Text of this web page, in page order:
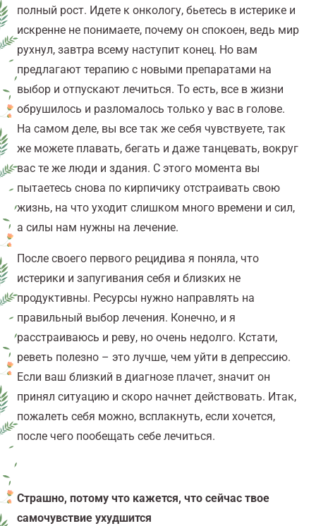
полный рост. Идете к онкологу, бьетесь в истерике и
искренне не понимаете, почему он спокоен, ведь мир
рухнул, завтра всему наступит конец. Но вам
предлагают терапию с новыми препаратами на
выбор и отпускают лечиться. То есть, все в жизни
обрушилось и разломалось только у вас в голове.
На самом деле, вы все так же себя чувствуете, так
же можете плавать, бегать и даже танцевать, вокруг
вас те же люди и здания. С этого момента вы
пытаетесь снова по кирпичику отстраивать свою
жизнь, на что уходит слишком много времени и сил,
а силы нам нужны на лечение.
После своего первого рецидива я поняла, что
истерики и запугивания себя и близких не
продуктивны. Ресурсы нужно направлять на
правильный выбор лечения. Конечно, и я
расстраиваюсь и реву, но очень недолго. Кстати,
реветь полезно – это лучше, чем уйти в депрессию.
Если ваш близкий в диагнозе плачет, значит он
принял ситуацию и скоро начнет действовать. Итак,
пожалеть себя можно, всплакнуть, если хочется,
после чего пообещать себе лечиться.
Страшно, потому что кажется, что сейчас твое
самочувствие ухудшится